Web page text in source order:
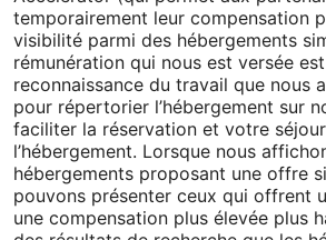
temporairement leur compensation
visibilité parmi des hébergements
rémunération qui nous est versée
reconnaissance du travail que nous
pour répertorier l’hébergement sur
faciliter la réservation et votre
l’hébergement. Lorsque nous
hébergements proposant une offre
pouvons présenter ceux qui offrent
une compensation plus élevée plus